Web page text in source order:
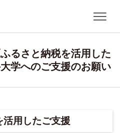
るさと納税を活用した
学へのご支援のお願い
用したご支援